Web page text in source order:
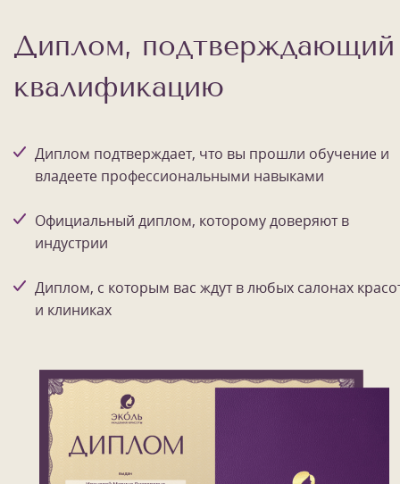
Диплом, подтверждающий
квалификацию
Диплом подтверждает, что вы прошли обучение и
владеете профессиональными навыками
Официальный диплом, которому доверяют в
индустрии
Диплом, с которым вас ждут в любых салонах
и клиниках